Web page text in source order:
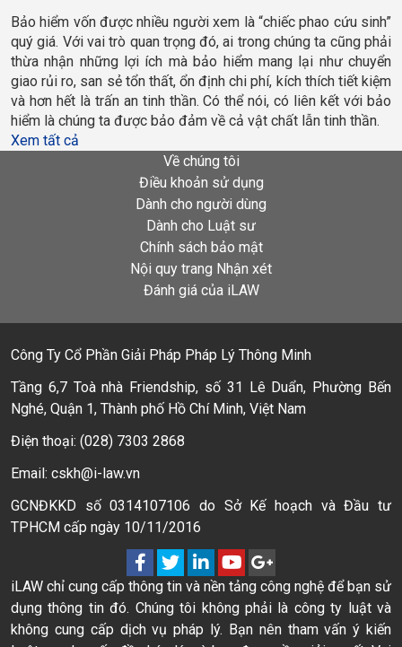
Bảo hiểm vốn được nhiều người xem là “chiếc phao cứu sinh”
quý giá. Với vai trò quan trọng đó, ai trong chúng ta cũng phải
thừa nhận những lợi ích mà bảo hiểm mang lại như chuyển
giao rủi ro, san sẻ tổn thất, ổn định chi phí, kích thích tiết kiệm
và hơn hết là trấn an tinh thần. Có thể nói, có liên kết với bảo
hiểm là chúng ta được bảo đảm về cả vật chất lẫn tinh thần.
Xem tất cả
Về chúng tôi
Điều khoản sử dụng
Dành cho người dùng
Dành cho Luật sư
Chính sách bảo mật
Nội quy trang Nhận xét
Đánh giá của iLAW
Công Ty Cổ Phần Giải Pháp Pháp Lý Thông Minh
Tầng 6,7 Toà nhà Friendship, số 31 Lê Duẩn, Phường Bến
Nghé, Quận 1, Thành phố Hồ Chí Minh, Việt Nam
Điện thoại: (028) 7303 2868
Email: cskh@i-law.vn
GCNĐKKD số 0314107106 do Sở Kế hoạch và Đầu tư
TPHCM cấp ngày 10/11/2016
iLAW chỉ cung cấp thông tin và nền tảng công nghệ để bạn sử
dụng thông tin đó. Chúng tôi không phải là công ty luật và
không cung cấp dịch vụ pháp lý. Bạn nên tham vấn ý kiến